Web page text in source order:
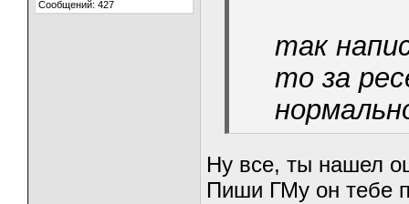
Сообщений: 427
так
то за
Ну все, ты нашел
Пиши ГМу он тебе